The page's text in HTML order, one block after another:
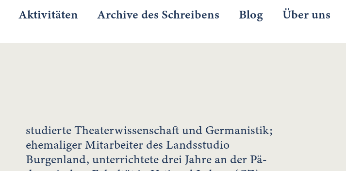
Aktivitäten Archive des Schreibens Blog Über uns
studierte Theaterwissenschaft und Germanistik;
ehemaliger Mitarbeiter des Landsstudio
Burgenland, unterrichtete drei Jahre an der Pä-